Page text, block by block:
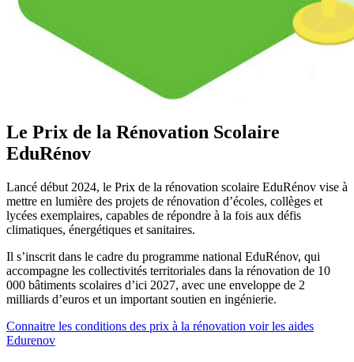
Le Prix de la Rénovation Scolaire
EduRénov
Lancé début 2024, le Prix de la rénovation scolaire EduRénov vise à
mettre en lumière des projets de rénovation d’écoles, collèges et
lycées exemplaires, capables de répondre à la fois aux défis
climatiques, énergétiques et sanitaires.
Il s’inscrit dans le cadre du programme national EduRénov, qui
accompagne les collectivités territoriales dans la rénovation de 10
000 bâtiments scolaires d’ici 2027, avec une enveloppe de 2
milliards d’euros et un important soutien en ingénierie.
Connaitre les conditions des prix à la rénovation voir les aides
Edurenov